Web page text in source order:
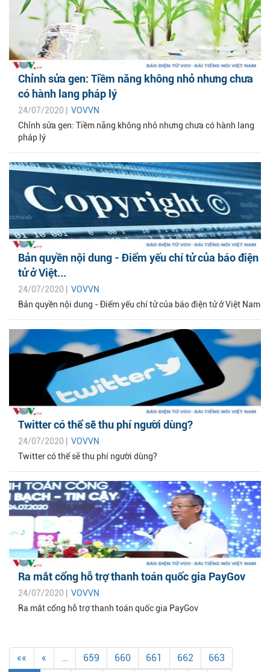
Chỉnh sửa gen: Tiềm năng không nhỏ nhưng chưa
có hành lang pháp lý
24/07/2020 | VOVVN
Chỉnh sửa gen: Tiềm năng không nhỏ nhưng chưa có hành lang
pháp lý
Bản quyền nội dung - Điểm yếu chí tử của báo điện
tử ở Việt...
24/07/2020 | VOVVN
Bản quyền nội dung - Điểm yếu chí tử của báo điện tử ở Việt Nam
Twitter có thể sẽ thu phí người dùng?
24/07/2020 | VOVVN
Twitter có thể sẽ thu phí người dùng?
Ra mắt cổng hỗ trợ thanh toán quốc gia PayGov
24/07/2020 | VOVVN
Ra mắt cổng hỗ trợ thanh toán quốc gia PayGov
«« « … 659 660 661 662 663